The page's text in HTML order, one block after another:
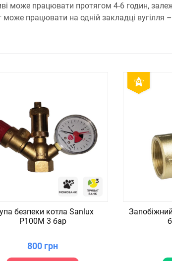
може працювати протягом 4-6 годин,
працювати на одній закладці вугілля
безпеки котла Sanlux
P100M 3 бар
800 грн